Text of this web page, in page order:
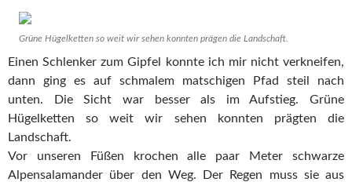
Grüne Hügelketten so weit wir sehen konnten prägen die Landschaft.
Einen Schlenker zum Gipfel konnte ich mir nicht verkneifen,
dann ging es auf schmalem matschigen Pfad steil nach
unten. Die Sicht war besser als im Aufstieg. Grüne
Hügelketten so weit wir sehen konnten prägten die
Landschaft.
Vor unseren Füßen krochen alle paar Meter schwarze
Alpensalamander über den Weg. Der Regen muss sie aus